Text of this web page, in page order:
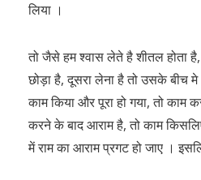
लिया ।
तो जैसे हम श्वास लेते है शीतल होता
छोड़ा है, दूसरा लेना है तो उसके बीच मे
काम किया और पूरा हो गया, तो
करने के बाद आराम है, तो काम
में राम का आराम प्रगट हो जाए ।